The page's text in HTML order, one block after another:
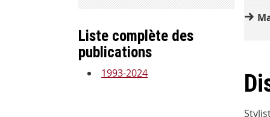
Liste complète des
publications
1993-2024